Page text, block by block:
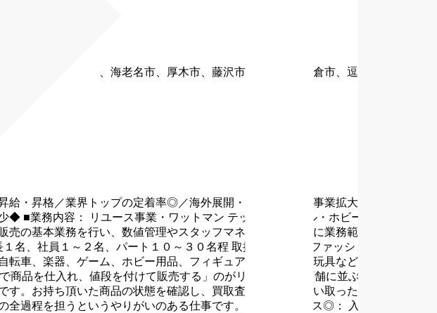
相模原市、座間市、海老名市、厚木市、藤沢市、平塚市、鎌倉市、逗子市）の各店
給・昇格／業界トップの定着率◎／海外展開・Ｍ＆Ａなどで事業拡大中】
少◆ ■業務内容：
リユース事業・ワットマン テック・スタイル・ホビー・スポキャ
の基本業務を行い、数値管理やスタッフマネジメントなどに業務範囲を広げてい
名、社員１～２名、パート１０～３０名程 取扱アイテム：ファッション・アパレ
転車、楽器、ゲーム、ホビー用品、フィギュア、おもちゃ・玩具など
で商品を仕入れ、値段を付けて販売する」のがリユース業。店舗に並ぶのはお客様か
。お持ち頂いた商品の状態を確認し、買取査定を行い、買い取った商品はキレイ
過程を担うというやりがいのある仕事です。
■キャリアパス◎：
入社後は店舗へ